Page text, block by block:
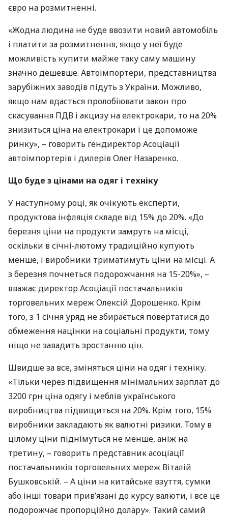
євро на розмитненні.
«Жодна людина не буде ввозити новий автомобіль
і платити за розмитнення, якщо у неї буде
можливість купити майже таку саму машину
значно дешевше. Автоімпортери, представництва
зарубіжних заводів підуть з України. Можливо,
якщо нам вдасться пролобіювати закон про
скасування ПДВ і акцизу на електрокари, то на 20%
знизиться ціна на електрокари і це допоможе
ринку», – говорить гендиректор Асоціації
автоімпортерів і дилерів Олег Назаренко.
Що буде з цінами на одяг і техніку
У наступному році, як очікують експерти,
продуктова інфляція складе від 15% до 20%. «До
березня ціни на продукти замруть на місці,
оскільки в січні-лютому традиційно купують
менше, і виробники триматимуть ціни на місці. А
з березня почнеться подорожчання на 15-20%», –
вважає директор Асоціації постачальників
торговельних мереж Олексій Дорошенко. Крім
того, з 1 січня уряд не збирається повертатися до
обмеження націнки на соціальні продукти, тому
ніщо не завадить зростанню цін.
Швидше за все, зміняться ціни на одяг і техніку.
«Тільки через підвищення мінімальних зарплат до
3200 грн ціна одягу і меблів українського
виробництва підвищиться на 20%. Крім того, 15%
виробники закладають як валютні ризики. Тому в
цілому ціни піднімуться не менше, аніж на
третину, – говорить представник асоціації
постачальників торговельних мереж Віталій
Бушковській. – А ціни на китайське взуття, сумки
або інші товари прив’язані до курсу валюти, і все це
подорожчає пропорційно долару». Такий самий